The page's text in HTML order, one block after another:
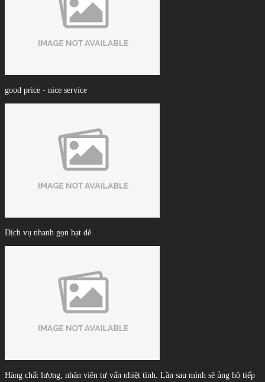
good price - nice service
Dịch vụ nhanh gọn hạt dẻ.
Hàng chất lượng, nhân viên tư vấn nhiệt tình. Lần sau mình sẽ ủng hộ tiếp